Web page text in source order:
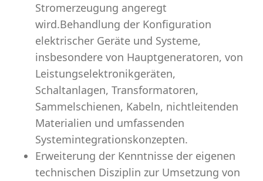
Stromerzeugung angeregt
wird.Behandlung der Konfiguration
elektrischer Geräte und Systeme,
insbesondere von Hauptgeneratoren, von
Leistungselektronikgeräten,
Schaltanlagen, Transformatoren,
Sammelschienen, Kabeln, nichtleitenden
Materialien und umfassenden
Systemintegrationskonzepten.
Erweiterung der Kenntnisse der eigenen
technischen Disziplin zur Umsetzung von